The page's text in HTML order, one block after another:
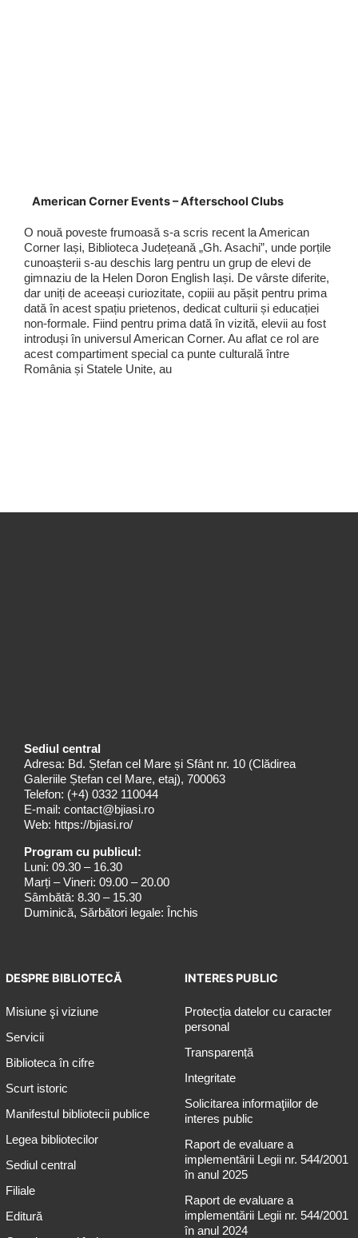
American Corner Events – Afterschool Clubs
O nouă poveste frumoasă s-a scris recent la American
Corner Iași, Biblioteca Județeană „Gh. Asachi”, unde porțile
cunoașterii s-au deschis larg pentru un grup de elevi de
gimnaziu de la Helen Doron English Iași. De vârste diferite,
dar uniți de aceeași curiozitate, copiii au pășit pentru prima
dată în acest spațiu prietenos, dedicat culturii și educației
non-formale. Fiind pentru prima dată în vizită, elevii au fost
introduși în universul American Corner. Au aflat ce rol are
acest compartiment special ca punte culturală între
România și Statele Unite, au
Sediul central
Adresa: Bd. Ștefan cel Mare și Sfânt nr. 10 (Clădirea
Galeriile Ștefan cel Mare, etaj), 700063
Telefon: (+4) 0332 110044
E-mail: contact@bjiasi.ro
Web: https://bjiasi.ro/
Program cu publicul:
Luni: 09.30 – 16.30
Marți – Vineri: 09.00 – 20.00
Sâmbătă: 8.30 – 15.30
Duminică, Sărbători legale: Închis
DESPRE BIBLIOTECĂ
Misiune şi viziune
Servicii
Biblioteca în cifre
Scurt istoric
Manifestul bibliotecii publice
Legea bibliotecilor
Sediul central
Filiale
Editură
INTERES PUBLIC
Protecția datelor cu caracter
personal
Transparență
Integritate
Solicitarea informaţiilor de
interes public
Raport de evaluare a
implementării Legii nr. 544/2001
în anul 2025
Raport de evaluare a
implementării Legii nr. 544/2001
în anul 2024